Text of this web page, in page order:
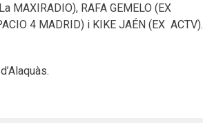
MAXIRADIO), RAFA GEMELO (EX
4 MADRID) i KIKE JAÉN (EX ACTV).